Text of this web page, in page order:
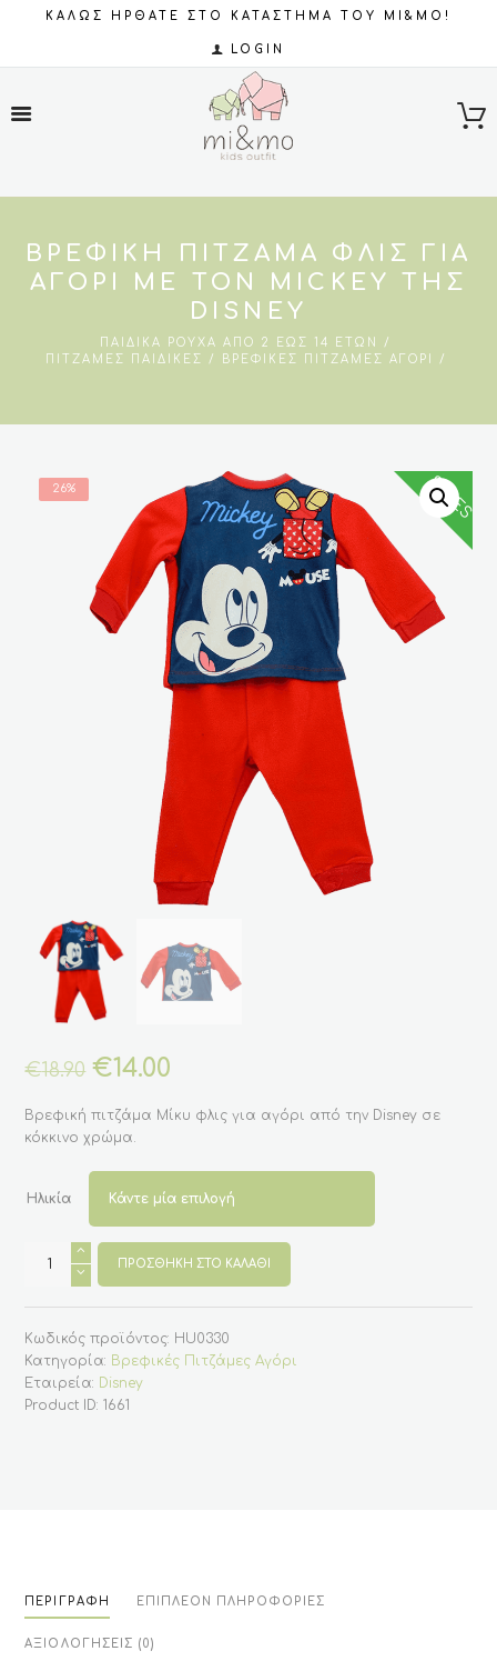
ΚΑΛΩΣ ΗΡΘΑΤΕ ΣΤΟ ΚΑΤΑΣΤΗΜΑ ΤΟΥ MI&MO!
LOGIN
ΒΡΕΦΙΚΉ ΠΙΤΖΆΜΑ ΦΛΙΣ ΓΙΑ
ΑΓΌΡΙ ΜΕ ΤΟΝ MICKEY ΤΗΣ
DISNEY
ΠΑΙΔΙΚΆ ΡΟΎΧΑ ΑΠΌ 2 ΈΩΣ 14 ΕΤΏΝ
ΠΙΤΖΆΜΕΣ ΠΑΙΔΙΚΈΣ
ΒΡΕΦΙΚΈΣ ΠΙΤΖΆΜΕΣ ΑΓΌΡΙ
26% SALES
€18.90 Original
was:
€18.90.
€14.00
τιμή
Βρεφική πιτζάμα Mίκυ φλις για αγόρι από την Disney σε
κόκκινο χρώμα.
Ηλικία
Βρεφική
πιτζάμα
αγόρι
τον
Mickey
της
Disney
ποσότητα
ΠΡΟΣΘΉΚΗ ΣΤΟ ΚΑΛΆΘΙ
Κωδικός προϊόντος: HU0330
Κατηγορία: Βρεφικές Πιτζάμες Αγόρι
Εταιρεία: Disney
Product ID:1661
ΠΕΡΙΓΡΑΦΉ ΕΠΙΠΛΈΟΝ ΠΛΗΡΟΦΟΡΊΕΣ
ΑΞΙΟΛΟΓΉΣΕΙΣ (0)